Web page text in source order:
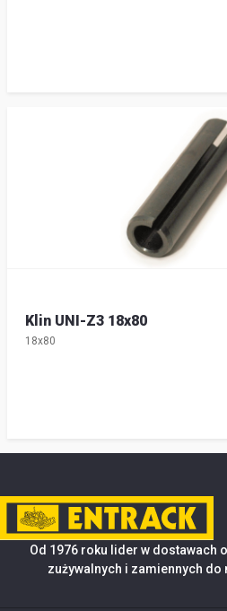
Klin UNI-Z3 18x80
18x80
Od 1976 roku lider w dostawach
zużywalnych i zamiennych do